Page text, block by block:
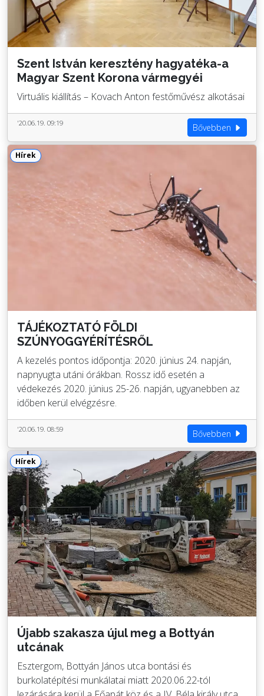
Szent István keresztény hagyatéka-a
Magyar Szent Korona vármegyéi
Virtuális kiállítás – Kovach Anton festőművész alkotásai
'20.06.19. 09:19 Bővebben
Hírek
TÁJÉKOZTATÓ FÖLDI
SZÚNYOGGYÉRÍTÉSRŐL
A kezelés pontos időpontja: 2020. június 24. napján,
napnyugta utáni órákban. Rossz idő esetén a
védekezés 2020. június 25-26. napján, ugyanebben az
időben kerül elvégzésre.
'20.06.19. 08:59 Bővebben
Hírek
Újabb szakasza újul meg a Bottyán
utcának
Esztergom, Bottyán János utca bontási és
burkolatépítési munkálatai miatt 2020.06.22-tól